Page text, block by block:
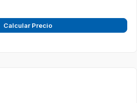
Calcular Precio